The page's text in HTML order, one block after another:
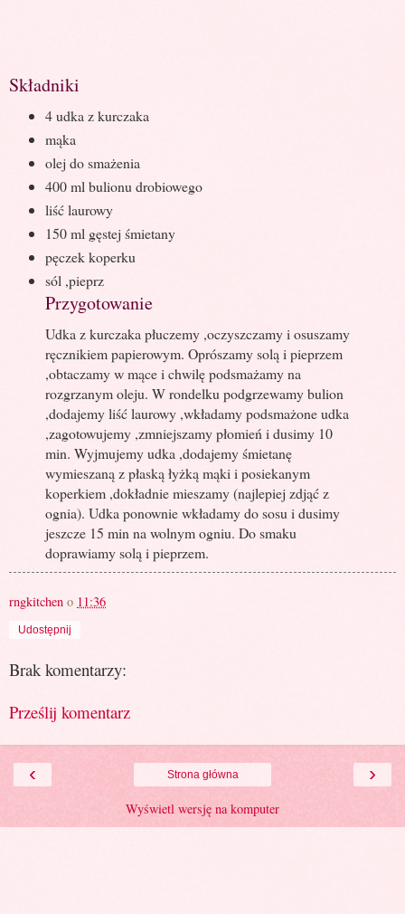
Składniki
4 udka z kurczaka
mąka
olej do smażenia
400 ml bulionu drobiowego
liść laurowy
150 ml gęstej śmietany
pęczek koperku
sól ,pieprz
Przygotowanie
Udka z kurczaka płuczemy ,oczyszczamy i osuszamy
ręcznikiem papierowym. Oprószamy solą i pieprzem
,obtaczamy w mące i chwilę podsmażamy na
rozgrzanym oleju. W rondelku podgrzewamy bulion
,dodajemy liść laurowy ,wkładamy podsmażone udka
,zagotowujemy ,zmniejszamy płomień i dusimy 10
min. Wyjmujemy udka ,dodajemy śmietanę
wymieszaną z płaską łyżką mąki i posiekanym
koperkiem ,dokładnie mieszamy (najlepiej zdjąć z
ognia). Udka ponownie wkładamy do sosu i dusimy
jeszcze 15 min na wolnym ogniu. Do smaku
doprawiamy solą i pieprzem.
rngkitchen o 11:36
Udostępnij
Brak komentarzy:
Prześlij komentarz
‹ ›
Strona główna
Wyświetl wersję na komputer